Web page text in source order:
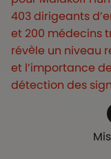
403 dirigeants
et 200 médecins
révèle un niveau
et l’importance
détection des